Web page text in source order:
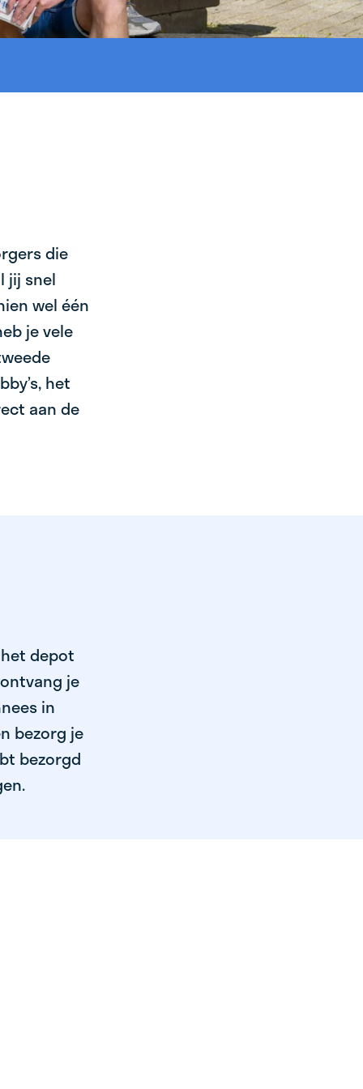
die
jij snel
wel één
je vele
het
aan de
depot
je
in
bezorg je
bezorgd